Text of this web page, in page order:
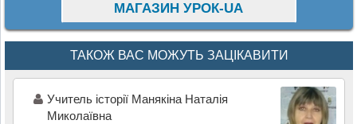
МАГАЗИН УРОК-UA
ТАКОЖ ВАС МОЖУТЬ ЗАЦІКАВИТИ
Учитель історії Манякіна Наталія
Миколаївна